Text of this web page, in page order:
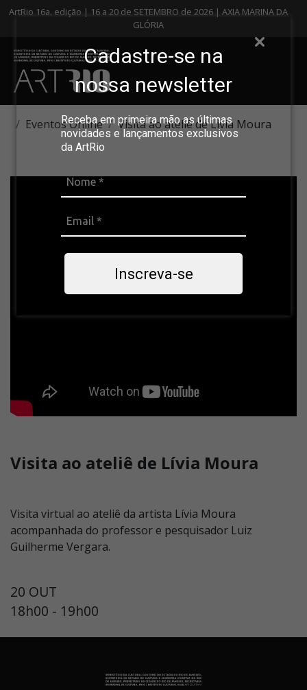
Cadastre-se na
nossa newsletter
Receba em primeira mão as últimas
novidades e lançamentos exclusivos
da ArtRio
Inscreva-se
ArtRio 16a. edição | 16 a 20 de SETEMBRO de 2026 | AXIA MARINA DA
GLÓRIA
Eventos Online Visita ao ateliê de Lívia Moura
Visita ao ateliê de Lívia Moura
Visita virtual ao ateliê da artista Lívia Moura
acompanhada do professor e pesquisador Luiz
Guilherme Vergara.
20 OUT
18h00 - 19h00